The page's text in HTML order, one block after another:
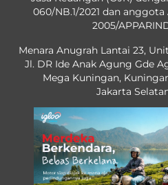
060/NB.1/2021 dan anggota
2005/
Menara Anugrah Lantai 23,
Jl. DR Ide Anak Agung Gde
Mega Kuningan,
Jakarta
OJK License No. KEP-60/NB.1/2021No.